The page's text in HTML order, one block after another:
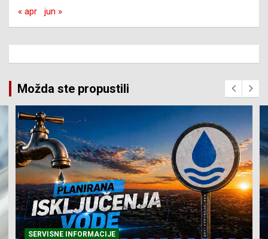
« apr
jun »
Možda ste propustili
SERVISNE INFORMACIJE